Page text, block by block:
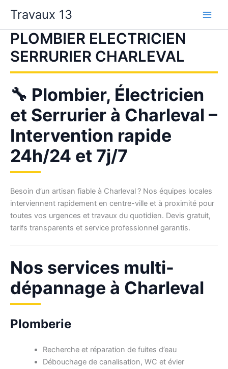
contenu
Travaux 13
PLOMBIER ELECTRICIEN
SERRURIER CHARLEVAL
🔧 Plombier, Électricien
et Serrurier à Charleval –
Intervention rapide
24h/24 et 7j/7
Besoin d’un artisan fiable à Charleval ? Nos équipes locales
interviennent rapidement en centre-ville et à proximité pour
toutes vos urgences et travaux du quotidien. Devis gratuit,
tarifs transparents et service professionnel garantis.
Nos services multi-
dépannage à Charleval
Plomberie
Recherche et réparation de fuites d’eau
Débouchage de canalisation, WC et évier